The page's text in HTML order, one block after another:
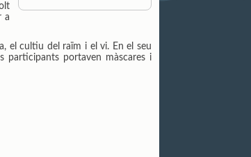
a
el cultiu del raïm i el vi. En el seu
participants portaven màscares i